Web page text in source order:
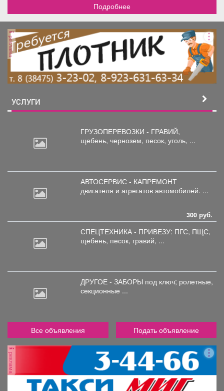
Подробнее
реклама
УСЛУГИ
ГРУЗОПЕРЕВОЗКИ - ГРАВИЙ,
щебень, чернозем, песок, уголь, ...
АВТОСЕРВИС - КАПРЕМОНТ
двигателя и агрегатов автомобилей. ...
300 руб.
СПЕЦТЕХНИКА - ПРИВЕЗУ: ПГС, ПЩС,
щебень, песок, гравий, ...
ДРУГОЕ - ЗАБОРЫ под ключ; ролетные,
секционные ...
Все объявления Подать объявление
реклама